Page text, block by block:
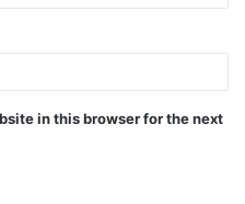
in this browser for the next